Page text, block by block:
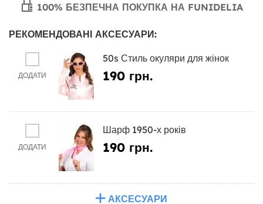
100% БЕЗПЕЧНА ПОКУПКА НА FUNIDELIA
РЕКОМЕНДОВАНІ АКСЕСУАРИ:
ДОДАТИ
50s Стиль окуляри для жінок
190 грн.
ДОДАТИ
Шарф 1950-х років
190 грн.
АКСЕСУАРИ